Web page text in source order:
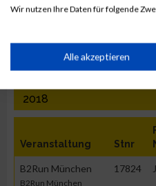
Teamwertung
B2RUN München
Teamwertung mixed
20357
2018
Veranstaltung Stnr
B2Run München
B2Run München
17824
Wir nutzen Ihre Daten für folgende
Speichern von oder Zugriff
Verwendung reduzierter
Erstellung von Profilen für
Verwendung von Profilen
Alle akzeptieren